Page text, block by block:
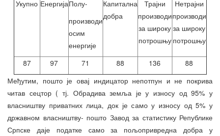
Укупно ЕнергијаПолу-
производи
осим
енергије
Капитална
добра
Трајни
производи
за широку
потрошњу
Нетрајни
производи
за широку
потрошњу
87 97 71 88 136
88
Међутим, пошто је овај индицатор непотпун и не покрива
читав сецтор ( тј. Обрадива земља је у износу од 95% у
власништву приватних лица, док је само у износу од 5% у
државном власништву- пошто Завод за статистику Републике
Српске даје податке само за пољопривредна добра у